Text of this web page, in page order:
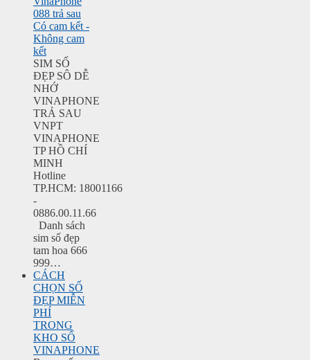
088 trả sau
Có cam kết -
Không cam
kết
SIM SỐ
ĐẸP SÔ DỄ
NHỚ
VINAPHONE
TRẢ SAU
VNPT
VINAPHONE
TP HỒ CHÍ
MINH
Hotline
TP.HCM: 18001166
-
0886.00.11.66
Danh sách
sim số đẹp
tam hoa 666
999…
CÁCH
CHỌN SỐ
ĐẸP MIỄN
PHÍ
TRONG
KHO SỐ
VINAPHONE